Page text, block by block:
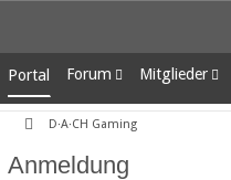
Portal Forum
Unerledigte Themen
Mitglieder
Letzte
D·A·CH Gaming
Anmeldung